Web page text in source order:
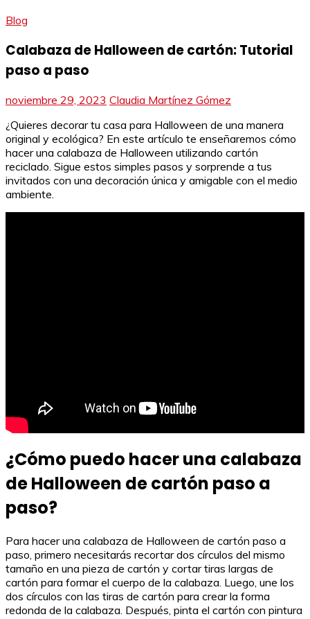
Blog
Calabaza de Halloween de cartón: Tutorial
paso a paso
noviembre 29, 2023 Claudia Martínez Gómez
¿Quieres decorar tu casa para Halloween de una manera
original y ecológica? En este artículo te enseñaremos cómo
hacer una calabaza de Halloween utilizando cartón
reciclado. Sigue estos simples pasos y sorprende a tus
invitados con una decoración única y amigable con el medio
ambiente.
¿Cómo puedo hacer una calabaza
de Halloween de cartón paso a
paso?
Para hacer una calabaza de Halloween de cartón paso a
paso, primero necesitarás recortar dos círculos del mismo
tamaño en una pieza de cartón y cortar tiras largas de
cartón para formar el cuerpo de la calabaza. Luego, une los
dos círculos con las tiras de cartón para crear la forma
redonda de la calabaza. Después, pinta el cartón con pintura